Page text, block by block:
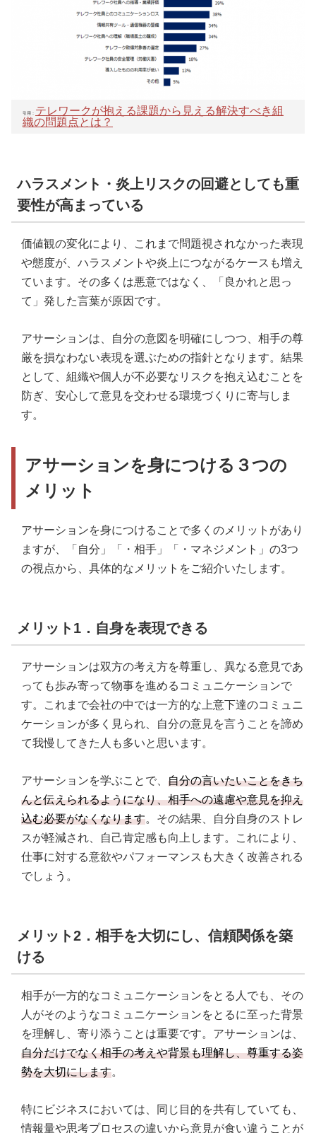
引用： テレワークが抱える課題から見える解決すべき組
織の問題点とは？
ハラスメント・炎上リスクの回避としても重
要性が高まっている
価値観の変化により、これまで問題視されなかった表現
や態度が、ハラスメントや炎上につながるケースも増え
ています。その多くは悪意ではなく、「良かれと思っ
て」発した言葉が原因です。
アサーションは、自分の意図を明確にしつつ、相手の尊
厳を損なわない表現を選ぶための指針となります。結果
として、組織や個人が不必要なリスクを抱え込むことを
防ぎ、安心して意見を交わせる環境づくりに寄与しま
す。
アサーションを身につける３つの
メリット
アサーションを身につけることで多くのメリットがあり
ますが、「自分」「・相手」「・マネジメント」の3つ
の視点から、具体的なメリットをご紹介いたします。
メリット1．自身を表現できる
アサーションは双方の考え方を尊重し、異なる意見であ
っても歩み寄って物事を進めるコミュニケーションで
す。これまで会社の中では一方的な上意下達のコミュニ
ケーションが多く見られ、自分の意見を言うことを諦め
て我慢してきた人も多いと思います。
アサーションを学ぶことで、 自分の言いたいことをきち
んと伝えられるようになり、相手への遠慮や意見を抑え
込む必要がなくなります。その結果、自分自身のストレ
スが軽減され、自己肯定感も向上します。これにより、
仕事に対する意欲やパフォーマンスも大きく改善される
でしょう。
メリット2．相手を大切に し、信頼関係を築
ける
相手が一方的なコミュニケーションをとる人でも、その
人がそのようなコミュニケーションをとるに至った背景
を理解し、寄り添うことは重要です。アサーションは、
自分だけでなく相手の考えや背景も理解し、尊重する姿
勢を大切にします。
特にビジネスにおいては、同じ目的を共有していても、
情報量や思考プロセスの違いから意見が食い違うことが